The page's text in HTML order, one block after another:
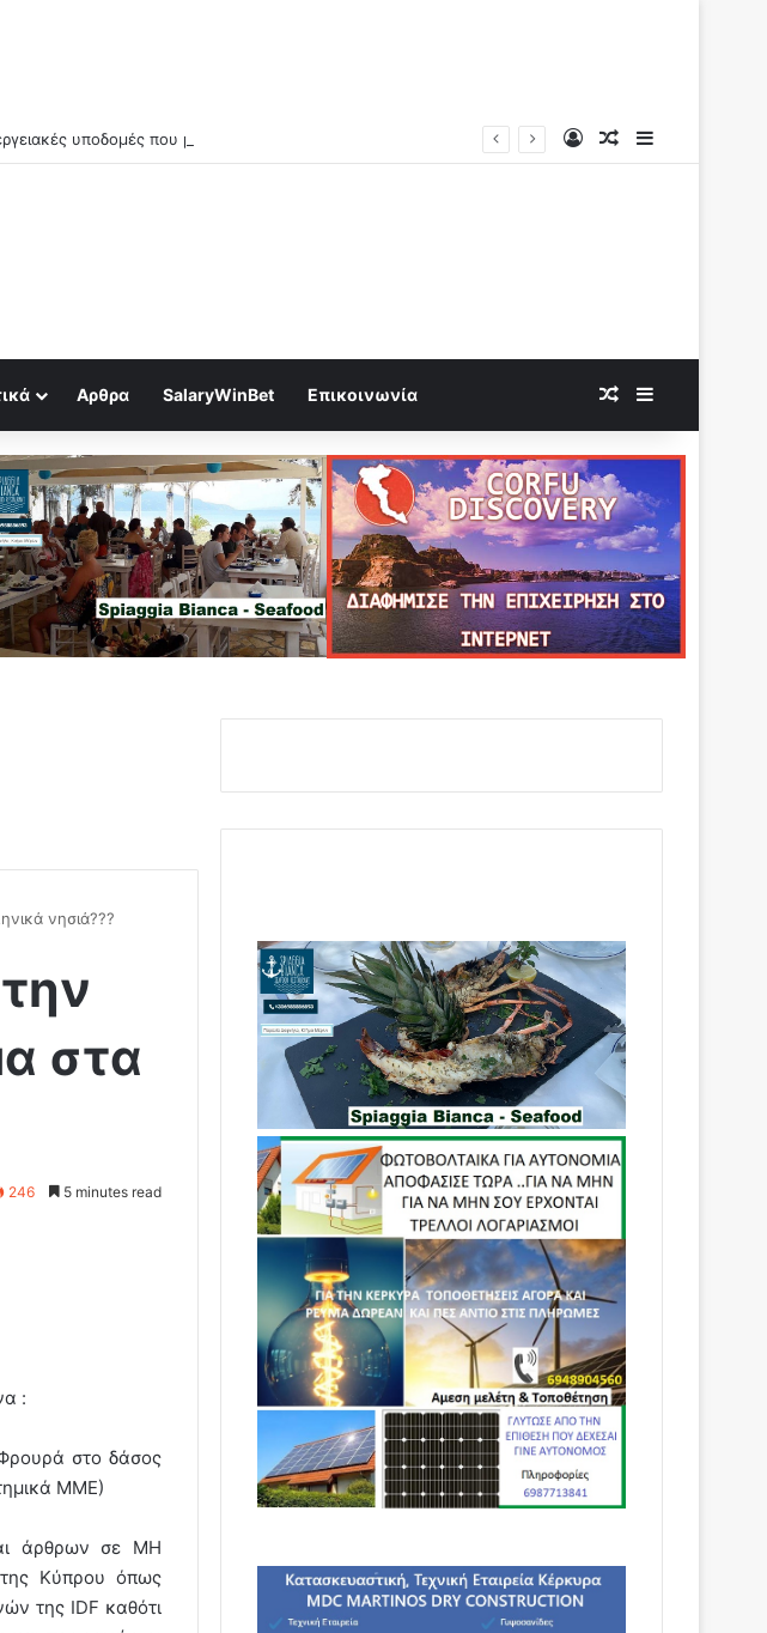
υποδομές που μπαίνουν στο στόχαστρο Log InRandom Article
Αρθρα SalaryWinBet Επικοινωνία Random Article
νησιά???
στα
246 5 minutes read
:
στο δάσος
ΜΜΕ)
άρθρων σε ΜΗ
Κύπρου όπως
της IDF καθότι